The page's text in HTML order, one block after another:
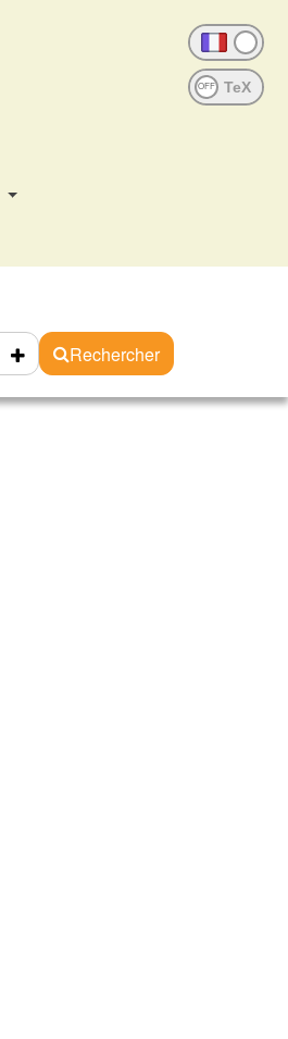
OFF
Rechercher